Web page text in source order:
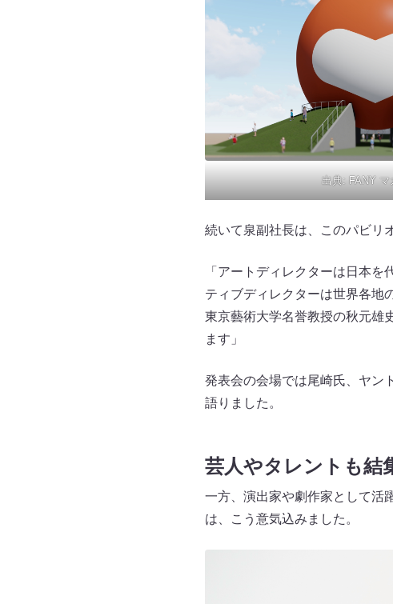
出典: FANY マ
続いて泉副社長は、このパビリ
「アートディレクターは日本
ティブディレクターは世界各地
東京藝術大学名誉教授の秋元雄
ます」
発表会の会場では尾崎氏、ヤン
語りました。
芸人やタレントも結
一方、演出家や劇作家として活
は、こう意気込みました。